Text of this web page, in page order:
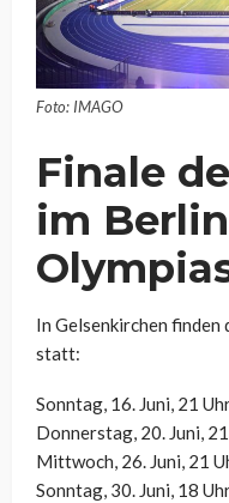
Foto: IMAGO
Finale
im
In Gelsenkirchen
statt:
Sonntag, 16. Juni, 21
Donnerstag, 20. Juni,
Mittwoch, 26. Juni, 21
Sonntag, 30. Juni, 18